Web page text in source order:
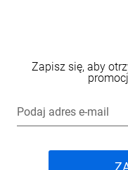
Zapisz się, aby
Podaj adres e-mail